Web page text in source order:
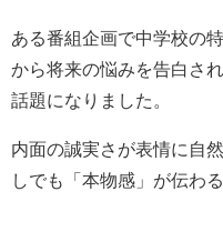
ある番組企画で中学校の
から将来の悩みを告白さ
話題になりました。
内面の誠実さが表情に自
しでも「本物感」が伝わ